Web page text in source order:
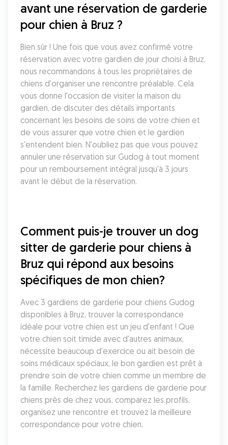
avant une réservation de garderie
pour chien à Bruz ?
Bien sûr ! Une fois que vous avez confirmé votre
réservation avec votre gardien de jour choisi à Bruz,
nous recommandons à tous les propriétaires de
chiens d'organiser une rencontre préalable. Cela
vous donne l'occasion de visiter la maison du
gardien, de discuter des détails importants
concernant les besoins de soins de votre chien et
de vous assurer que votre chien et le gardien
s'entendent bien. N'oubliez pas que vous pouvez
annuler une réservation sur Gudog à tout moment
pour un remboursement intégral jusqu'à 3 jours
avant le début de la réservation.
Comment puis-je trouver un dog
sitter de garderie pour chiens à
Bruz qui répond aux besoins
spécifiques de mon chien?
Avec 3 gardiens de garderie pour chiens Gudog
disponibles à Bruz, trouver la correspondance
idéale pour votre chien est un jeu d'enfant ! Que
votre chien soit timide avec d'autres animaux,
nécessite beaucoup d'exercice ou ait besoin de
soins médicaux spéciaux, le bon gardien est prêt à
prendre soin de votre chien comme un membre de
la famille. Recherchez les gardiens de garderie pour
chiens près de chez vous, comparez les profils,
organisez une rencontre et trouvez la meilleure
correspondance pour votre chien.